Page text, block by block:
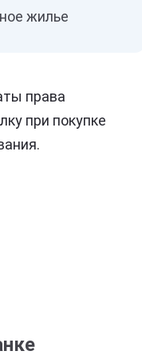
жилье
права
при покупке